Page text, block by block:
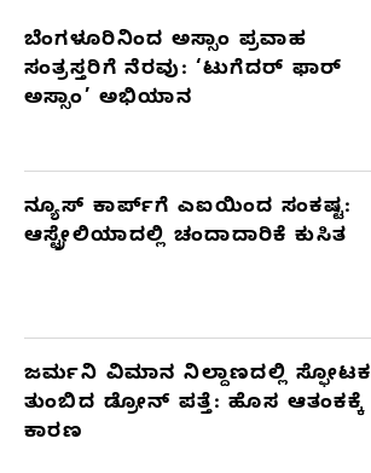
RELATED
ARTICLES
ಬೆಂಗಳೂರಿನಿಂದ ಅಸ್ಸಾಂ ಪ್ರವಾಹ
ಸಂತ್ರಸ್ತರಿಗೆ ನೆರವು: ‘ಟುಗೆದರ್ ಫಾರ್
ಅಸ್ಸಾಂ’ ಅಭಿಯಾನ
ನ್ಯೂಸ್ ಕಾರ್ಪ್‌ಗೆ ಎಐಯಿಂದ ಸಂಕಷ್ಟ:
ಆಸ್ಟ್ರೇಲಿಯಾದಲ್ಲಿ ಚಂದಾದಾರಿಕೆ ಕುಸಿತ
ಜರ್ಮನಿ ವಿಮಾನ ನಿಲ್ದಾಣದಲ್ಲಿ ಸ್ಫೋಟಕ
ತುಂಬಿದ ಡ್ರೋನ್ ಪತ್ತೆ: ಹೊಸ ಆತಂಕಕ್ಕೆ
ಕಾರಣ